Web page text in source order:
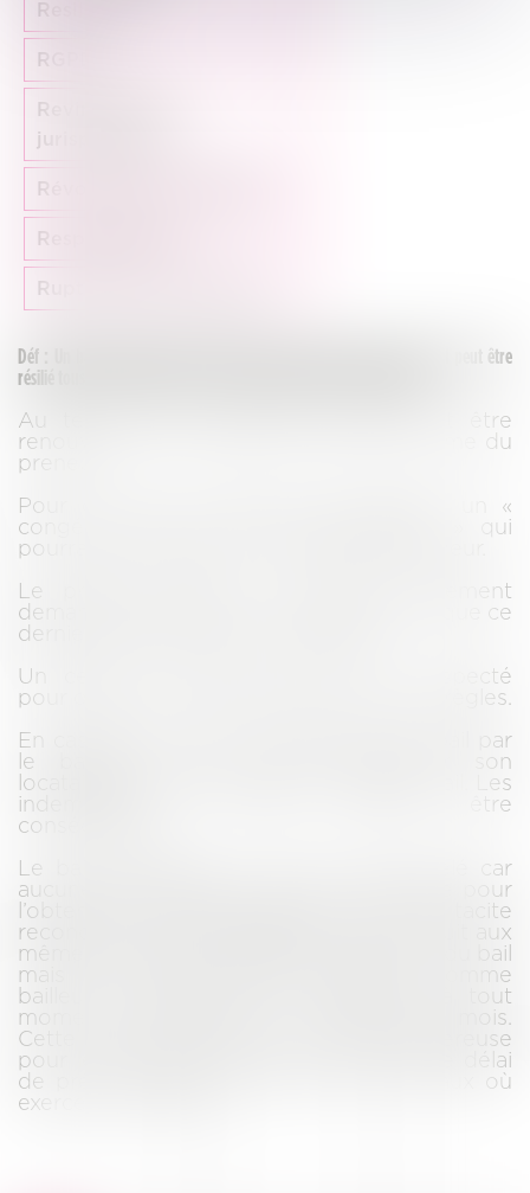
RGPD
Revirement de
jurisprudence
Révocation du dirigeant
Responsabilité
Rupture des pourparlers
Déf : Un bail commercial est conclu pour une durée de 9 années. Il peut être
résilié tous les 3 ans sous réserve de respecter certaines conditions
Au terme des 9 années, le bail peut être
renouvelé à la demande du bailleur comme du
preneur.
Pour ce faire, le bailleur doit signifier un «
congé avec offre de renouvellement » qui
pourra être accepté ou refusé par le Preneur.
Le preneur quant à lui devra simplement
demander au bailleur le renouvellement, que ce
dernier pourra ou non lui accorder.
Un certain formalisme devra être respecté
pour obtenir ce renouvellement dans les règles.
En cas de refus de renouvellement du bail par
le bailleur, celui-ci devra indemniser son
locataire pour la perte de son droit au bail. Les
indemnités à verser peuvent être
conséquentes.
Le bail peut aussi ne pas être renouvelé car
aucune des parties n’a fait le nécessaire pour
l’obtenir. Le bail se poursuit alors par tacite
reconduction : cela signifie qu’il se poursuit aux
mêmes charges et conditions que celles du bail
mais sans durée précise. Preneur comme
bailleur pourront alors y mettre fin à tout
moment en respectant un préavis de 6 mois.
Cette situation peut donc être dangereuse
pour le preneur qui pourrait, une fois ce délai
de préavis passé, ne plus avoir de locaux où
exercer son activité.